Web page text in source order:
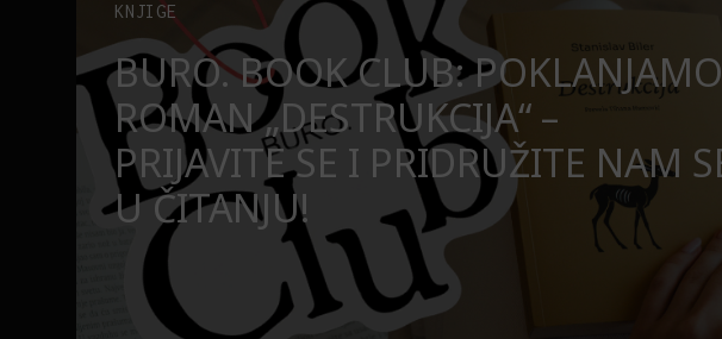
POZORIŠTE
BEOGRAD, BAJAGA I OSAMDESETE:
MJUZIKL KOJI NE PROPUŠTAMO